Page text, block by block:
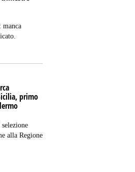
manca
primo
alla Regione